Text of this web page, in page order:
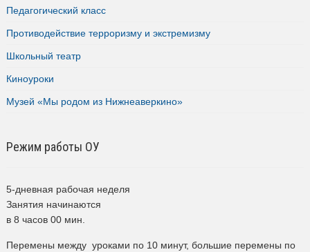
Педагогический класс
Противодействие терроризму и экстремизму
Школьный театр
Киноуроки
Музей «Мы родом из Нижнеаверкино»
Режим работы ОУ
5-дневная рабочая неделя
Занятия начинаются
в 8 часов 00 мин.
Перемены между уроками по 10 минут, большие перемены по